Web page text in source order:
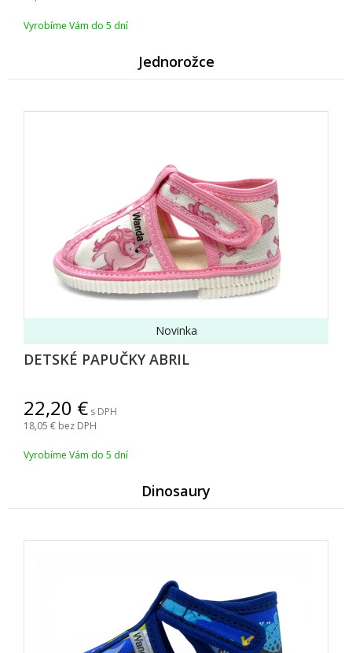
Vyrobíme Vám do 5 dní
Jednorožce
DETSKÉ PAPUČKY ABRIL
Novinka
22,20
s DPH
18,05 bez DPH
Vyrobíme Vám do 5 dní
Dinosaury